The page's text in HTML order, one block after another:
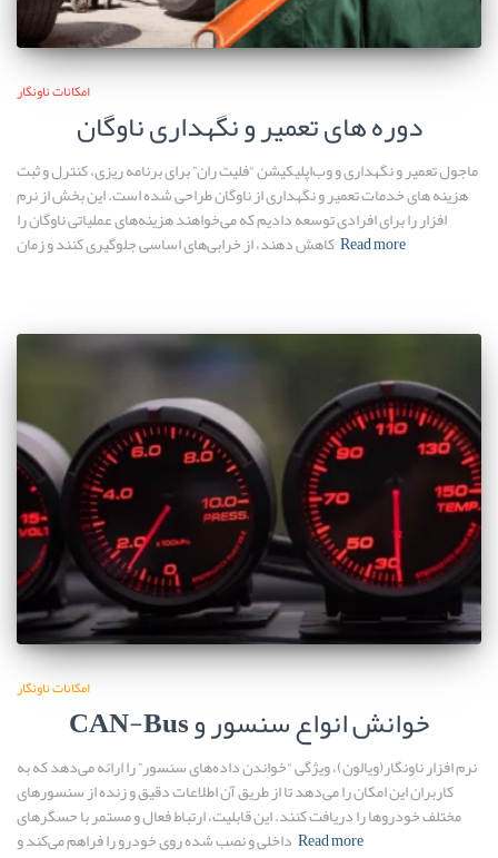
امکانات ناونگار
دوره های تعمیر و نگهداری ناوگان
ماجول تعمیر و نگهداری و وب‌اپلیکیشن “فلیت ران” برای برنامه ریزی، کنترل و ثبت
هزینه های خدمات تعمیر و نگهداری از ناوگان طراحی شده است. این بخش از نرم
افزار را برای افرادی توسعه دادیم که می‌خواهند هزینه‌های عملیاتی ناوگان را
کاهش دهند، از خرابی‌های اساسی جلوگیری کنند و زمانRead more
امکانات ناونگار
CAN-Bus خوانش انواع سنسور و
نرم افزار ناونگار(ویالون)، ویژگی “خواندن داده‌های سنسور” را ارائه می‌دهد که به
کاربران این امکان را می‌دهد تا از طریق آن اطلاعات دقیق و زنده از سنسورهای
مختلف خودروها را دریافت کنند. این قابلیت، ارتباط فعال و مستمر با حسگرهای
داخلی و نصب شده روی خودرو را فراهم می‌کند و Read more